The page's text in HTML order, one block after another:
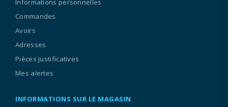
Informations personnelles
Commandes
Avoirs
Adresses
Pièces justificatives
Mes alertes
INFORMATIONS SUR LE MAGASIN